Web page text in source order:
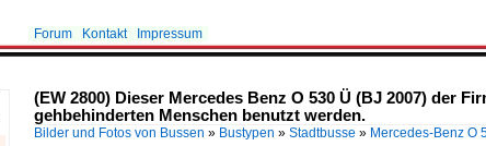
Forum Kontakt Impressum
(EW 2800) Dieser Mercedes Benz O 530 Ü (BJ 2007) der
gehbehinderten Menschen benutzt werden.
Bilder und Fotos von Bussen » Bustypen » Stadtbusse » Mercedes-Benz O